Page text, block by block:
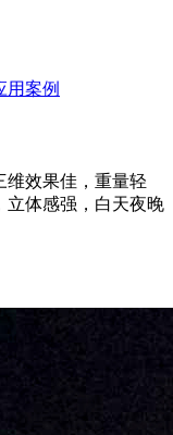
用案例
维效果佳，重量轻
立体感强，白天夜晚